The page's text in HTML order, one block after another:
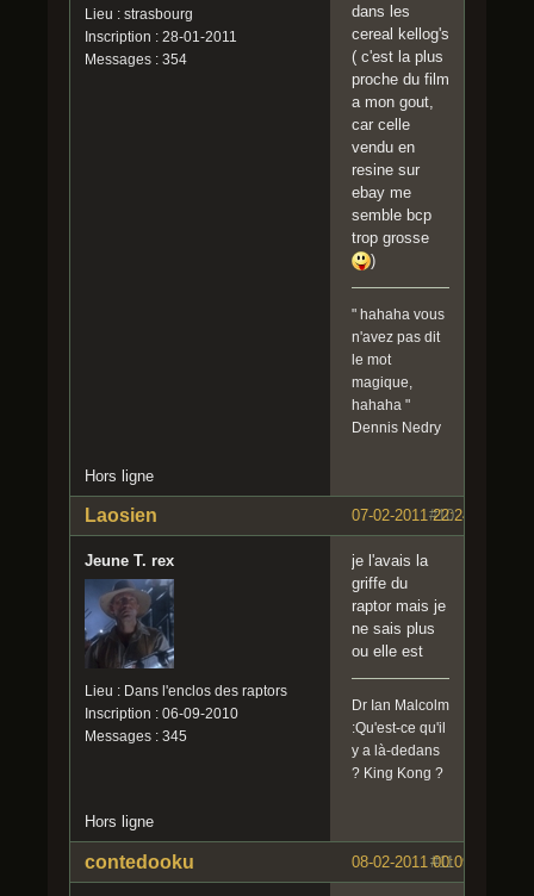
Lieu : strasbourg
Inscription : 28-01-2011
Messages : 354
dans les
cereal kellog's
( c'est la plus
proche du film
a mon gout,
car celle
vendu en
resine sur
ebay me
semble bcp
trop grosse
)
" hahaha vous
n'avez pas dit
le mot
magique,
hahaha "
Dennis Nedry
Hors ligne
#10
07-02-2011 22:24:04
Laosien
Jeune T. rex
Lieu : Dans l'enclos des raptors
Inscription : 06-09-2010
Messages : 345
je l'avais la
griffe du
raptor mais je
ne sais plus
ou elle est
Dr Ian Malcolm
:Qu'est-ce qu'il
y a là-dedans
? King Kong ?
Hors ligne
#11
08-02-2011 00:09:09
contedooku